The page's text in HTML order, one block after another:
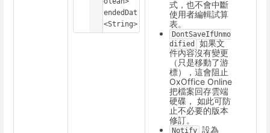
ExtendedDat
a: <String>
式，也不會中斷
使用者編輯試算
表。
DontSaveIfUnmo
dified 如果文
件內容沒有變更
（只是移動了游
標），這會阻止
OxOffice Online
把檔案回存雲端
硬碟， 如此可防
止不必要的版本
修訂。
Notify 設為